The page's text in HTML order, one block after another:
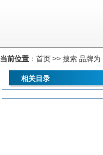
当前位置 ： 首页 >> 搜索 品牌为
相关目录